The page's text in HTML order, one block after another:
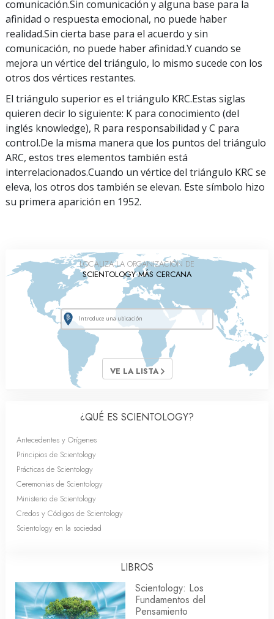
comunicación.Sin comunicación y alguna base para la
afinidad o respuesta emocional, no puede haber
realidad.Sin cierta base para el acuerdo y sin
comunicación, no puede haber afinidad.Y cuando se
mejora un vértice del triángulo, lo mismo sucede con los
otros dos vértices restantes.
El triángulo superior es el triángulo KRC.Estas siglas
quieren decir lo siguiente: K para conocimiento (del
inglés knowledge), R para responsabilidad y C para
control.De la misma manera que los puntos del triángulo
ARC, estos tres elementos también está
interrelacionados.Cuando un vértice del triángulo KRC se
eleva, los otros dos también se elevan. Este símbolo hizo
su primera aparición en 1952.
LOCALIZA LA ORGANIZACIÓN DE
SCIENTOLOGY MÁS CERCANA
VE LA LISTA
¿QUÉ ES SCIENTOLOGY?
Antecedentes y Orígenes
Principios de Scientology
Prácticas de Scientology
Ceremonias de Scientology
Ministerio de Scientology
Credos y Códigos de Scientology
Scientology en la sociedad
LIBROS
Scientology: Los
Fundamentos del
Pensamiento